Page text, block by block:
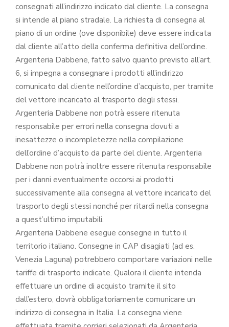
consegnati all’indirizzo indicato dal cliente. La consegna
si intende al piano stradale. La richiesta di consegna al
piano di un ordine (ove disponibile) deve essere indicata
dal cliente all’atto della conferma definitiva dell’ordine.
Argenteria Dabbene, fatto salvo quanto previsto all’art.
6, si impegna a consegnare i prodotti all’indirizzo
comunicato dal cliente nell’ordine d’acquisto, per tramite
del vettore incaricato al trasporto degli stessi.
Argenteria Dabbene non potrà essere ritenuta
responsabile per errori nella consegna dovuti a
inesattezze o incompletezze nella compilazione
dell’ordine d’acquisto da parte del cliente. Argenteria
Dabbene non potrà inoltre essere ritenuta responsabile
per i danni eventualmente occorsi ai prodotti
successivamente alla consegna al vettore incaricato del
trasporto degli stessi nonché per ritardi nella consegna
a quest’ultimo imputabili.
Argenteria Dabbene esegue consegne in tutto il
territorio italiano. Consegne in CAP disagiati (ad es.
Venezia Laguna) potrebbero comportare variazioni nelle
tariffe di trasporto indicate. Qualora il cliente intenda
effettuare un ordine di acquisto tramite il sito
dall’estero, dovrà obbligatoriamente comunicare un
indirizzo di consegna in Italia. La consegna viene